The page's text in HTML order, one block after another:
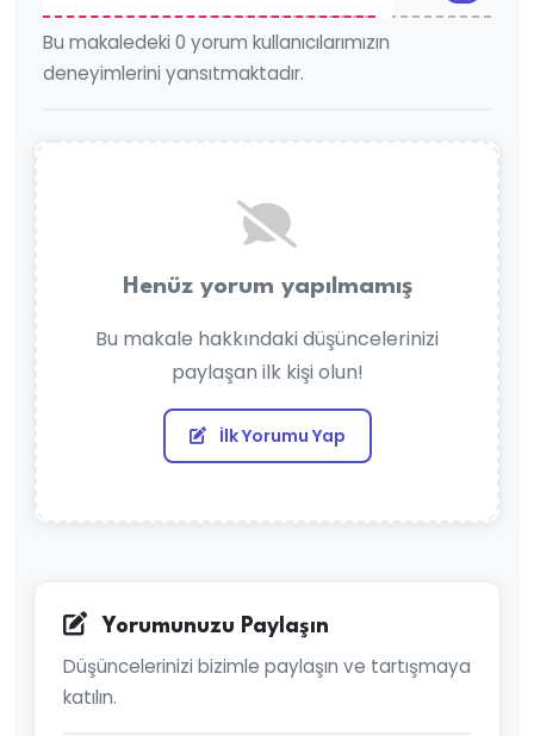
Bu makaledeki 0 yorum kullanıcılarımızın
deneyimlerini yansıtmaktadır.
Henüz yorum yapılmamış
Bu makale hakkındaki düşüncelerinizi
paylaşan ilk kişi olun!
İlk Yorumu Yap
Yorumunuzu Paylaşın
Düşüncelerinizi bizimle paylaşın ve tartışmaya
katılın.